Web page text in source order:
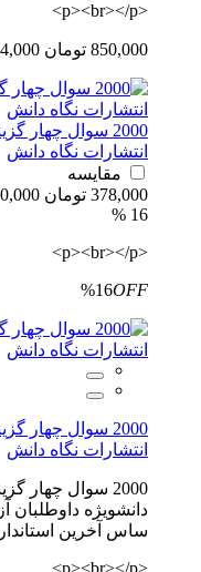
<p><br></p>
850,000 تومان 714,000
2000 سوال چهار
انتشارات نگاه دانش
مقایسه
378,000 تومان
450,000
16 %
<p><br></p>
%16OFF
2000 سوال چهار
انتشارات نگاه دانش
2000 سوال چهار
دانشویژه
ساس آخرین